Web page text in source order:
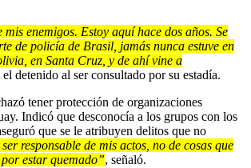
enemigos. Estoy aquí hace dos años. Se
de policía de Brasil, jamás nunca estuve en
en Santa Cruz, y de ahí vine a
el detenido al ser consultado por su estadía.
tener protección de organizaciones
Indicó que desconocía a los grupos con los
que se le atribuyen delitos que no
responsable de mis actos, no de cosas que
estar quemado”, señaló.